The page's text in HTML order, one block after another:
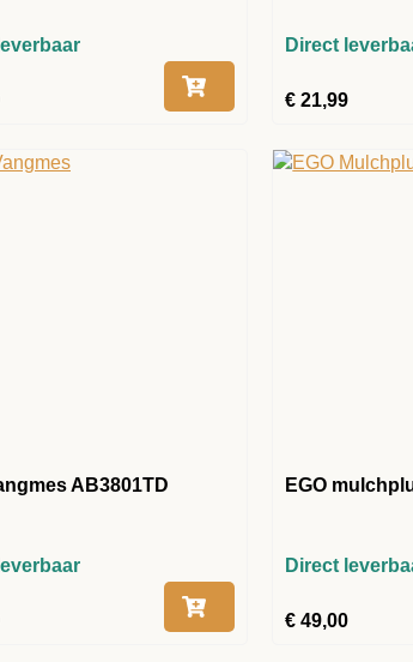
Direct
€ 21,99
AB3801TD EGO
Direct
€ 49,00